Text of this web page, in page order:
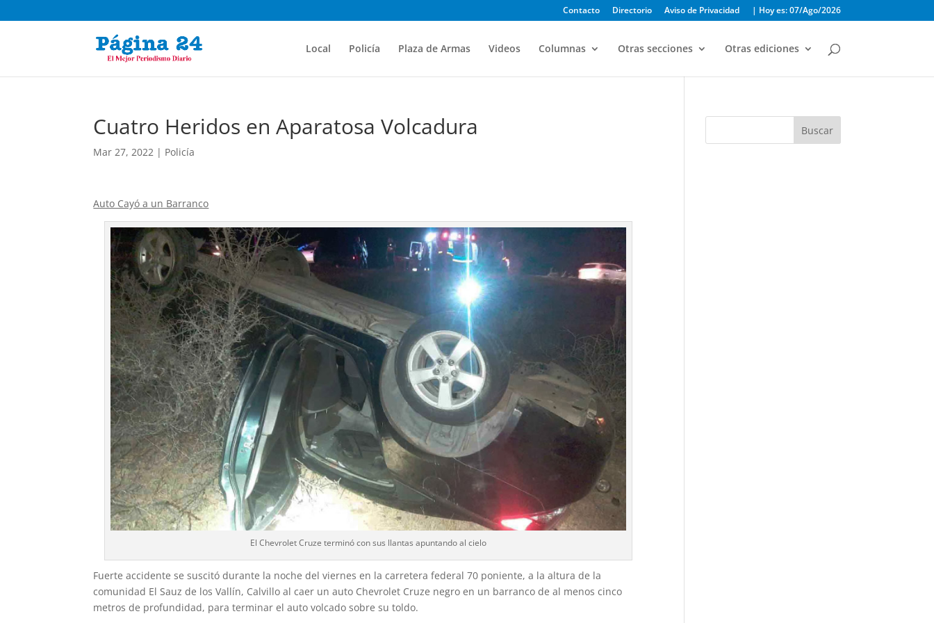
Contacto Directorio Aviso de Privacidad | Hoy es: 07/Ago/2026
Local Policía Plaza de Armas Videos Columnas Otras secciones Otras ediciones
Cuatro Heridos en Aparatosa Volcadura
Mar 27, 2022 | Policía
Auto Cayó a un Barranco
El Chevrolet Cruze terminó con sus llantas apuntando al cielo
Fuerte accidente se suscitó durante la noche del viernes en la carretera federal 70 poniente, a la altura de la
comunidad El Sauz de los Vallín, Calvillo al caer un auto Chevrolet Cruze negro en un barranco de al menos cinco
metros de profundidad, para terminar el auto volcado sobre su toldo.
Buscar